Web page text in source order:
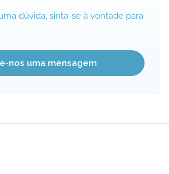
dúvida, sinta-se à vontade para
nos uma mensagem